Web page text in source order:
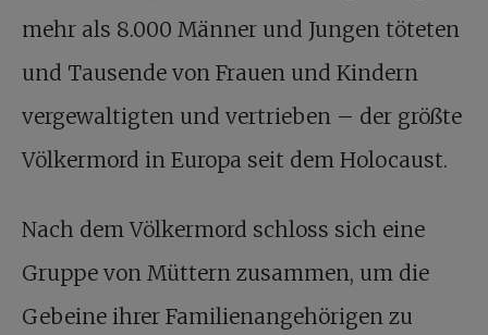
mehr als 8.000 Männer und Jungen töteten
und Tausende von Frauen und Kindern
vergewaltigten und vertrieben – der größte
Völkermord in Europa seit dem Holocaust.
Nach dem Völkermord schloss sich eine
Gruppe von Müttern zusammen, um die
Gebeine ihrer Familienangehörigen zu